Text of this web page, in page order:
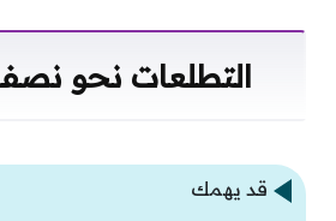
التطلعات نحو
قد يهمك